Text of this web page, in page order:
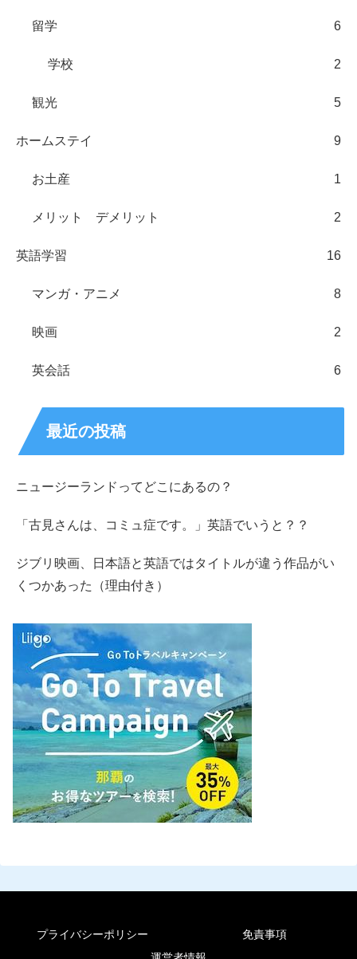
留学 6
学校 2
観光 5
ホームステイ 9
お土産 1
メリット デメリット 2
英語学習 16
マンガ・アニメ 8
映画 2
英会話 6
最近の投稿
ニュージーランドってどこにあるの？
「古見さんは、コミュ症です。」英語でいうと？？
ジブリ映画、日本語と英語ではタイトルが違う作品がい
くつかあった（理由付き）
プライバシーポリシー
免責事項